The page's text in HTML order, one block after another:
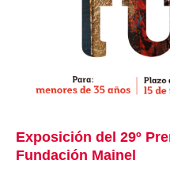
Exposición del 29º
Fundación Mainel